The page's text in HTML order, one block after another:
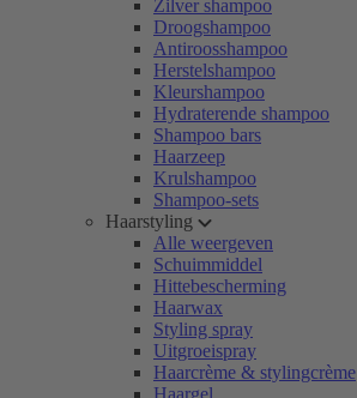
Zilver shampoo
Droogshampoo
Antiroosshampoo
Herstelshampoo
Kleurshampoo
Hydraterende shampoo
Shampoo bars
Haarzeep
Krulshampoo
Shampoo-sets
Haarstyling
Alle weergeven
Schuimmiddel
Hittebescherming
Haarwax
Styling spray
Uitgroeispray
Haarcrème & stylingcrème
Haargel